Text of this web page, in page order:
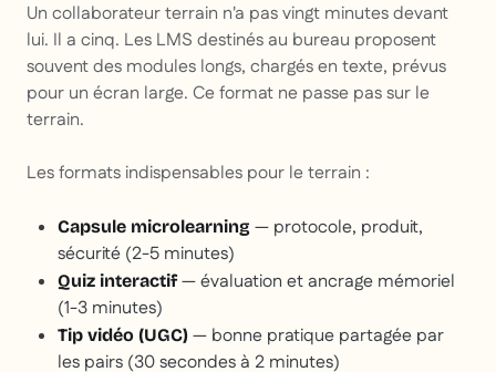
Un collaborateur terrain n'a pas vingt minutes devant
lui. Il a cinq. Les LMS destinés au bureau proposent
souvent des modules longs, chargés en texte, prévus
pour un écran large. Ce format ne passe pas sur le
terrain.
Les formats indispensables pour le terrain :
Capsule microlearning — protocole, produit,
sécurité (2-5 minutes)
Quiz interactif— évaluation et ancrage mémoriel
(1-3 minutes)
Tip vidéo (UGC) — bonne pratique partagée par
les pairs (30 secondes à 2 minutes)